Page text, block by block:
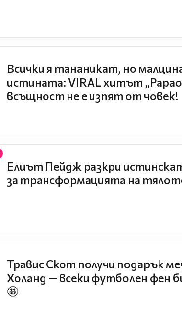
Всички я тананикат, но
истината: VIRAL хитът
всъщност не е изпят от човек!
Елиът Пейдж разкри
за трансформацията на
Травис Скот получи подарък
Холанд — всеки футболен фен
🤩